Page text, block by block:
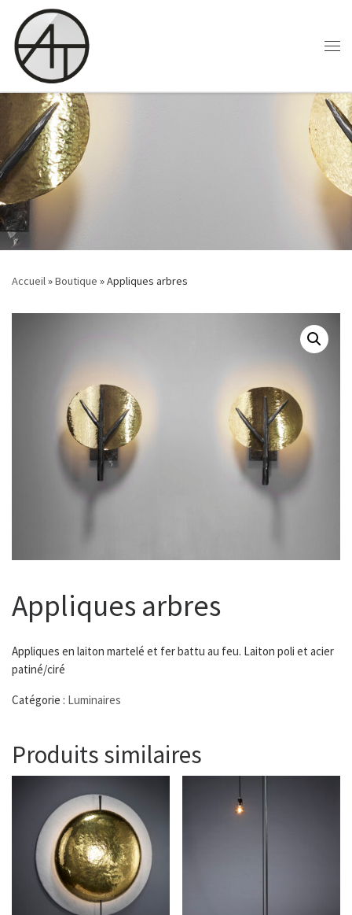
Skip to content
Accueil»Boutique »Appliques arbres
Appliques arbres
Appliques en laiton martelé et fer battu au feu. Laiton poli et acier
patiné/ciré
Catégorie : Luminaires
Produits similaires